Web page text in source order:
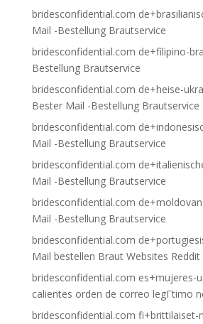
bridesconfidential.com
Mail -Bestellung Brautservice
bridesconfidential.com de+filipino-
Bestellung Brautservice
bridesconfidential.com de+heise-
Bester Mail -Bestellung Brautservice
bridesconfidential.com
Mail -Bestellung Brautservice
bridesconfidential.com
Mail -Bestellung Brautservice
bridesconfidential.com
Mail -Bestellung Brautservice
bridesconfidential.com
Mail bestellen Braut Websites Reddit
bridesconfidential.com es+mujeres-
calientes orden de correo legГ­timo
bridesconfidential.com fi+brittilaiset-